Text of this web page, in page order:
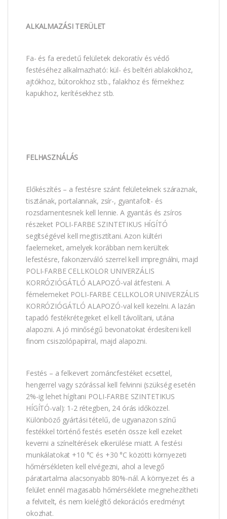
ALKALMAZÁSI TERÜLET
Fa- és fa eredetű felületek dekoratív és védő
festéséhez alkalmazható: kül- és beltéri ablakokhoz,
ajtókhoz, bútorokhoz stb., falakhoz és fémekhez:
kapukhoz, kerítésekhez stb.
FELHASZNÁLÁS
Előkészítés – a festésre szánt felületeknek száraznak,
tisztának, portalannak, zsír-, gyantafolt- és
rozsdamentesnek kell lennie. A gyantás és zsíros
részeket POLI-FARBE SZINTETIKUS HÍGÍTÓ
segítségével kell megtisztítani. Azon kültéri
faelemeket, amelyek korábban nem kerültek
lefestésre, fakonzerváló szerrel kell impregnálni, majd
POLI-FARBE CELLKOLOR UNIVERZÁLIS
KORRÓZIÓGÁTLÓ ALAPOZÓ-val átfesteni. A
fémelemeket POLI-FARBE CELLKOLOR UNIVERZÁLIS
KORRÓZIÓGÁTLÓ ALAPOZÓ-val kell kezelni. A lazán
tapadó festékrétegeket el kell távolítani, utána
alapozni. A jó minőségű bevonatokat érdesíteni kell
finom csiszolópapírral, majd alapozni.
Festés – a felkevert zománcfestéket ecsettel,
hengerrel vagy szórással kell felvinni (szükség esetén
2%-ig lehet hígítani POLI-FARBE SZINTETIKUS
HÍGÍTÓ-val): 1-2 rétegben, 24 órás időközzel.
Különböző gyártási tételű, de ugyanazon színű
festékkel történő festés esetén össze kell ezeket
keverni a színeltérések elkerülése miatt. A festési
munkálatokat +10 °C és +30 °C közötti környezeti
hőmérsékleten kell elvégezni, ahol a levegő
páratartalma alacsonyabb 80%-nál. A környezet és a
felület ennél magasabb hőmérséklete megnehezítheti
a felvitelt, és nem kielégítő dekorációs eredményt
okozhat.